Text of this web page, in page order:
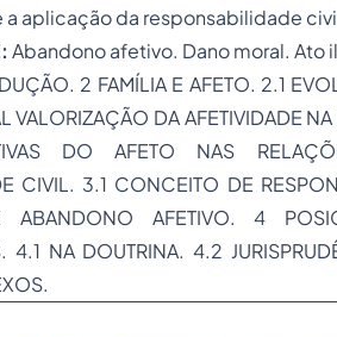
aplicação da responsabilidade
Abandono afetivo. Dano moral.
2 FAMÍLIA E AFETO. 2.1
VALORIZAÇÃO DA AFETIVIDADE
DO AFETO NAS
CIVIL. 3.1 CONCEITO DE
AFETIVO. 4
4.1 NA DOUTRINA. 4.2